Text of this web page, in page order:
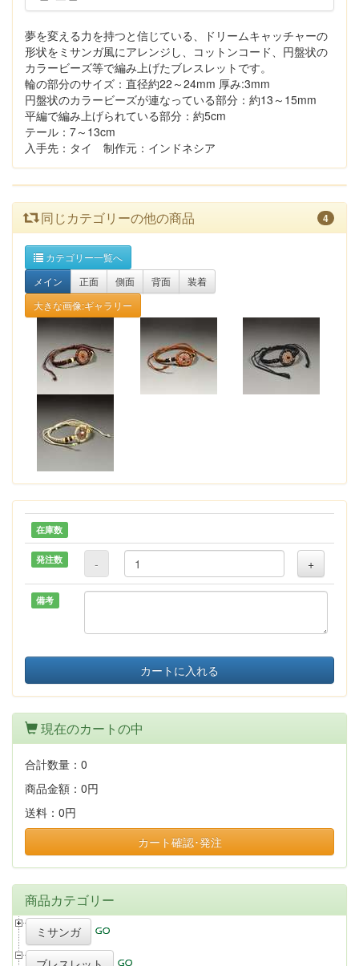
夢を変える力を持つと信じている、ドリームキャッチャーの
形状をミサンガ風にアレンジし、コットンコード、円盤状の
カラービーズ等で編み上げたブレスレットです。
輪の部分のサイズ：直径約22～24mm 厚み:3mm
円盤状のカラービーズが連なっている部分：約13～15mm
平編で編み上げられている部分：約5cm
テール：7～13cm
入手先：タイ 制作元：インドネシア
同じカテゴリーの他の商品 4
カテゴリー一覧へ
メイン
正面 側面 背面
装着
大きな画像:ギャラリー
在庫数
発注数 - +
備考
カートに入れる
現在のカートの中
合計数量： 0
商品金額： 0円
送料： 0円
カート確認･発注
商品カテゴリー
ミサンガ